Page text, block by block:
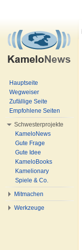
Hauptseite
Wegweiser
Zufällige Seite
Empfohlene Seiten
Schwesterprojekte
KameloNews
Gute Frage
Gute Idee
KameloBooks
Kamelionary
Spiele & Co.
Mitmachen
Werkzeuge